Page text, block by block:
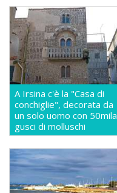
A Irsina c'è la "Casa di
conchiglie", decorata da
un solo uomo con 50mila
gusci di molluschi